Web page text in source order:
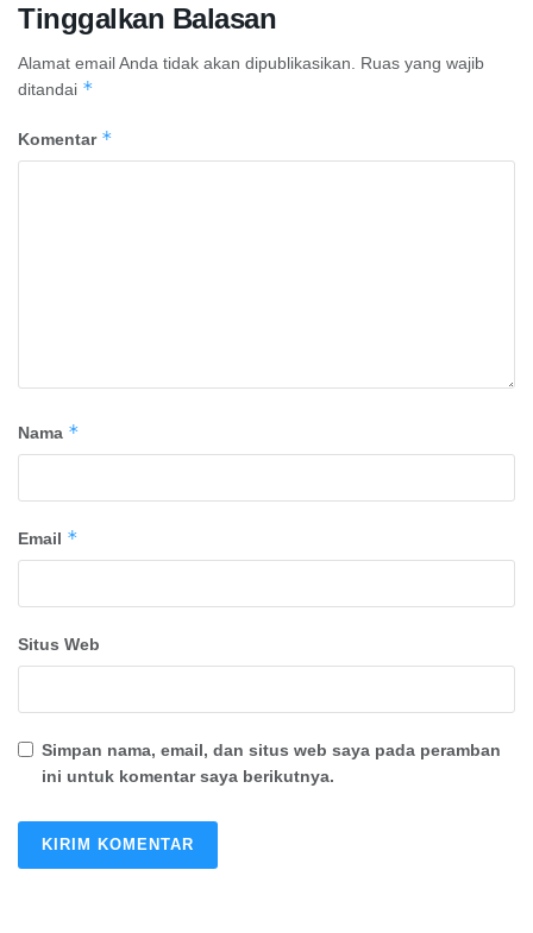
Tinggalkan Balasan
Alamat email Anda tidak akan dipublikasikan.
Ruas yang wajib
ditandai *
Komentar *
Nama *
Email *
Situs Web
Simpan nama, email, dan situs web saya pada peramban
ini untuk komentar saya berikutnya.